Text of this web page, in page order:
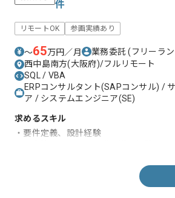
件
リモートOK 参画実績あり
〜65万円／月 業務委託(フリーラ
西中島南方(大阪府)/フルリモート
SQL / VBA
ERPコンサルタント(SAPコンサル) /
ア / システムエンジニア(SE)
求めるスキル
・要件定義、設計経験